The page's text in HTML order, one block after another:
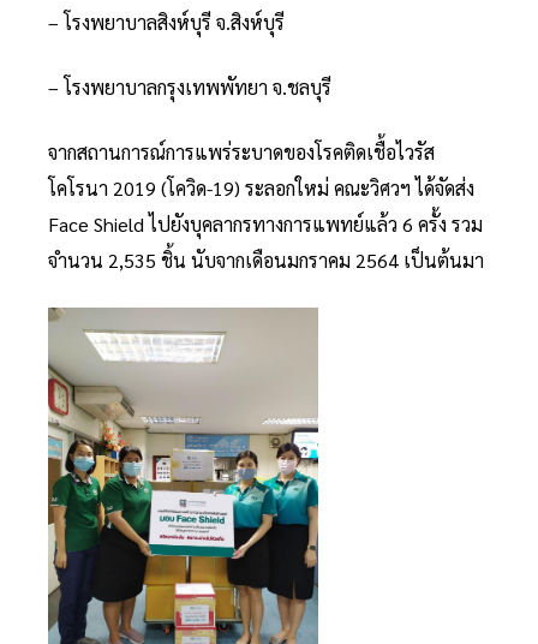
– โรงพยาบาลสิงห์บุรี จ.สิงห์บุรี
– โรงพยาบาลกรุงเทพพัทยา จ.ชลบุรี
จากสถานการณ์การแพร่ระบาดของโรคติดเชื้อไวรัส
โคโรนา 2019 (โควิด-19) ระลอกใหม่ คณะวิศวฯ ได้จัดส่ง
Face Shield ไปยังบุคลากรทางการแพทย์แล้ว 6 ครั้ง รวม
จำนวน 2,535 ชิ้น นับจากเดือนมกราคม 2564 เป็นต้นมา